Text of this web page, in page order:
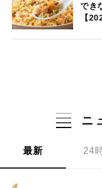
でき
【
ニ
最新 24